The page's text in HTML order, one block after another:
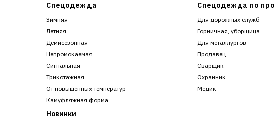
Спецодежда
Зимняя
Летняя
Демисезонная
Непромокаемая
Сигнальная
Трикотажная
От повышенных температур
Камуфляжная форма
Новинки
Спецодежда по
Для дорожных служб
Горничная, уборщица
Для металлургов
Продавец
Сварщик
Охранник
Медик